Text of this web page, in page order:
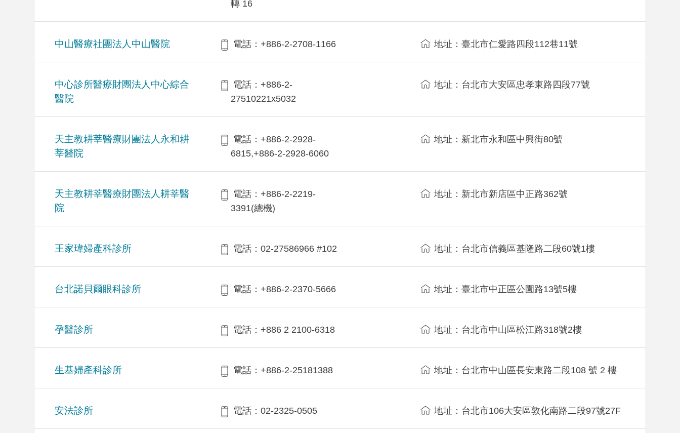
轉 16
中山醫療社團法人中山醫院 電話：+886-2-2708-1166 地址：臺北市仁愛路四段112巷11號
中心診所醫療財團法人中心綜合
醫院
電話：+886-2-
27510221x5032
地址：台北市大安區忠孝東路四段77號
天主教耕莘醫療財團法人永和耕
莘醫院
電話：+886-2-2928-
6815,+886-2-2928-6060
地址：新北市永和區中興街80號
天主教耕莘醫療財團法人耕莘醫
院
電話：+886-2-2219-
3391(總機)
地址：新北市新店區中正路362號
王家瑋婦產科診所 電話：02-27586966 #102 地址：台北市信義區基隆路二段60號1樓
台北諾貝爾眼科診所 電話：+886-2-2370-5666 地址：臺北市中正區公園路13號5樓
孕醫診所 電話：+886 2 2100-6318 地址：台北市中山區松江路318號2樓
生基婦產科診所 電話：+886-2-25181388 地址：台北市中山區長安東路二段108 號 2 樓
安法診所 電話：02-2325-0505 地址：台北市106大安區敦化南路二段97號27F